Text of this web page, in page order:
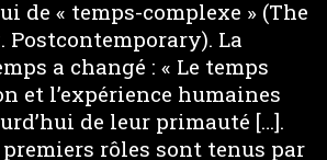
de « temps-complexe » (The
Postcontemporary). La
a changé : « Le temps
et l’expérience humaines
de leur primauté […].
premiers rôles sont tenus par